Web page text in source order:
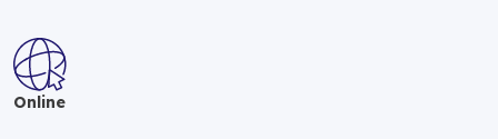
Online